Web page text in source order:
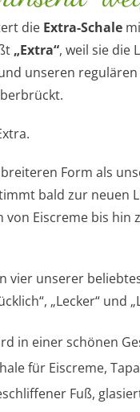
die Extra-Schale
„Extra“, weil sie die
unseren regulären
Form als
bald zur neuen
Eiscreme bis hin
vier unserer
„Lecker“ und
in einer schönen
für Eiscreme,
Fuß,